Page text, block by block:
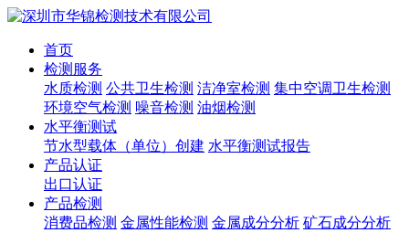
首页
检测服务
水质检测 公共卫生检测 洁净室检测 集中空调卫生检测
环境空气检测 噪音检测 油烟检测
水平衡测试
节水型载体（单位）创建 水平衡测试报告
产品认证
出口认证
产品检测
消费品检测 金属性能检测 金属成分分析 矿石成分分析